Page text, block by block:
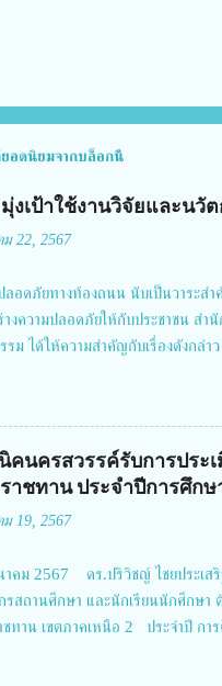
อดนิยมจากบล็อกนี้
งเป้าใช้งานวิจัยและน
ม 22, 2567
ลอดภัยทางท้องถนน นับเป็นวาระส
างความปลอดภัยให้กับประชาชน สำ
รม ได้ให้ความสำคัญกับเรื่องดังกล่า
ฉบับที่ 5 ในวันที่ 22 มีนาคม 2567 โ
พร้อมให้นโยบายการผลักดันงานวิจั
ล่าวรายงาน ซึ่งการประชุมในครั้งนี้
มายให้เข้าร่วมการประชุม ณ
ของกา...
คนครสวรรค์รับการประ
าชทาน ประจำปีการศึกษ
ม 19, 2567
าคม 2567 ดร.ปริวิชญ์ ไชยประเส
รสถานศึกษา และนักเรียนนักศึกษา
ชทาน เขตภาคเหนือ 2 ประจำปี กา
งเพชร 3.นางสาวหัตถาภรณ์ เสาร์เ